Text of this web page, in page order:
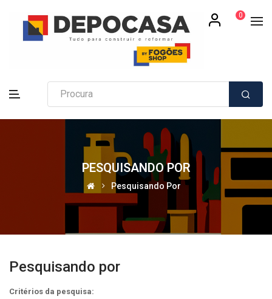
0
PESQUISANDO POR
Pesquisando Por
Pesquisando por
Critérios da pesquisa: